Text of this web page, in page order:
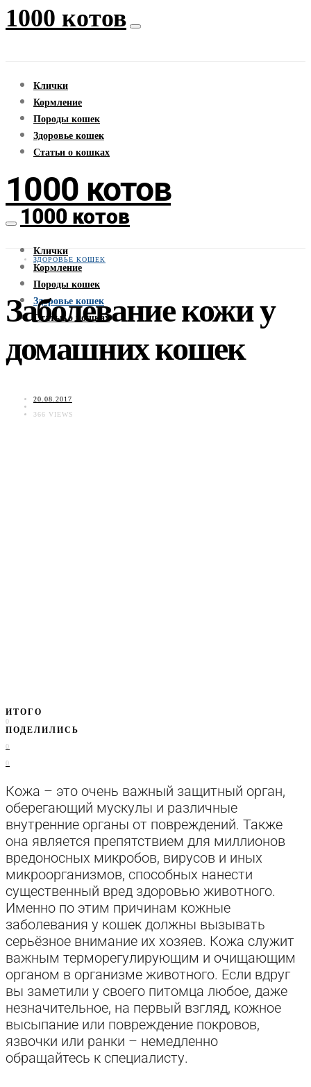
1000 котов
Клички
Кормление
Породы кошек
Здоровье кошек
Статьи о кошках
1000 котов
1000 котов
Клички
Кормление
Породы кошек
Здоровье кошек
Статьи о кошках
ЗДОРОВЬЕ КОШЕК
Заболевание кожи у
домашних кошек
20.08.2017
366 VIEWS
ИТОГО
0
ПОДЕЛИЛИСЬ
0
0
Кожа – это очень важный защитный орган,
оберегающий мускулы и различные
внутренние органы от повреждений. Также
она является препятствием для миллионов
вредоносных микробов, вирусов и иных
микроорганизмов, способных нанести
существенный вред здоровью животного.
Именно по этим причинам кожные
заболевания у кошек должны вызывать
серьёзное внимание их хозяев. Кожа служит
важным терморегулирующим и очищающим
органом в организме животного. Если вдруг
вы заметили у своего питомца любое, даже
незначительное, на первый взгляд, кожное
высыпание или повреждение покровов,
язвочки или ранки – немедленно
обращайтесь к специалисту.